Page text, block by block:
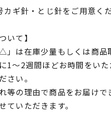
ギ針・とじ針をご用意くだ
いて】
」は在庫少量もしくは商品
1～2週間ほどお時間をい
さい。
等の理由で商品をお届け
ていただきます。